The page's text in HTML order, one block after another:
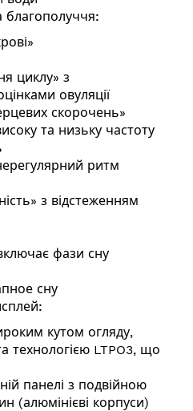
благополуччя:
циклу» з
овуляції
скорочень»
та низьку частоту
ритм
з відстеженням
фази сну
сну
кутом огляду,
технологією LTPO3, що
панелі з подвійною
(алюмінієві корпуси)